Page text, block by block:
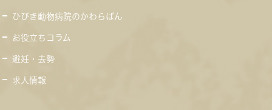
ひびき動物病院のかわらばん
お役立ちコラム
避妊・去勢
求人情報